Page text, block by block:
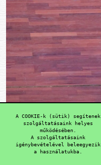
A COOKIE-k (sütik) segítenek
szolgáltatásaink helyes
működésében.
A szolgáltatásaink
igénybevételével beleegyezik
a használatukba.